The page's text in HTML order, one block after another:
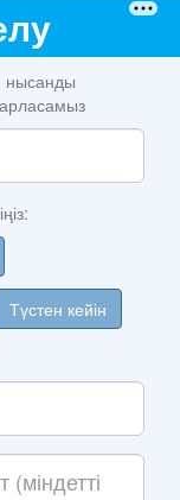
нысанды
Түстен кейін